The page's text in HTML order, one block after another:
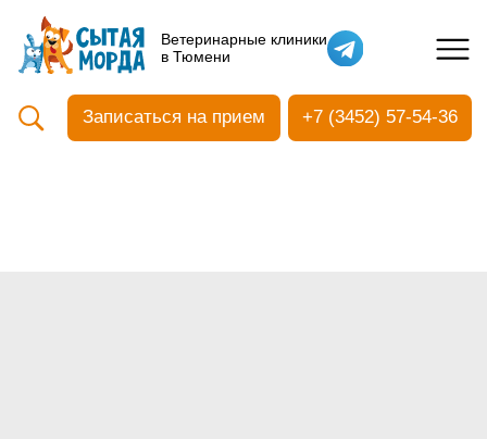
Ветеринарные клиники
в Тюмени
Кастрация собак
Вакцинация
Ультразвуковая чистка зубов
Общий анализ крови